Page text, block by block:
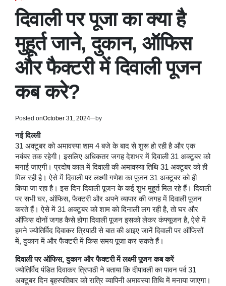
IN
दिवाली पर पूजा का क्या है
मुहूर्त जाने, दुकान, ऑफिस
और फैक्टरी में दिवाली पूजन
कब करे?
Posted onOctober 31, 2024 by
नई दिल्ली
31 अक्टूबर को अमावस्या शाम 4 बजे के बाद से शुरू हो रही है और एक
नवंबर तक रहेगी। इसलिए अधिकतर जगह देशभर में दिवाली 31 अक्टूबर को
मनाई जाएगी। प्रदोष काल में दिवाली की अमावस्या तिथि 31 अक्टूबर को ही
मिल रही है। ऐसे में दिवाली पर लक्ष्मी गणेश का पूजन 31 अक्टूबर को ही
किया जा रहा है। इस दिन दिवाली पूजन के कई शुभ मुहूर्त मिल रहे हैं। दिवाली
पर सभी घर, ऑफिस, फैक्टरी और अपने व्यापार की जगह में दिवाली पूजन
करते हैं। ऐसे में 31 अक्टूबर को शाम को दिनाली लग रही है, तो घर और
ऑफिस दोनों जगह कैसे होगा दिवाली पूजन इसको लेकर कंफ्यूजन है, ऐसे में
हमने ज्योतिर्विद दिवाकर त्रिपाठी से बात की आइए जानें दिवाली पर ऑफिसों
में, दुकान में और फैक्टरी में किस समय पूजा कर सकते हैं।
दिवाली पर ऑफिस, दुकान और फैक्टरी में लक्ष्मी पूजन कब करें
ज्योतिर्विद पंडित दिवाकर त्रिपाठी ने बताया कि दीपावली का पावन पर्व 31
अक्टूबर दिन बृहस्पतिवार को रात्रि व्यापिनी अमावस्या तिथि में मनाया जाएगा।